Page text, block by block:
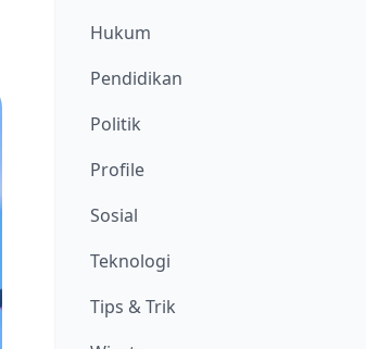
Hukum
Pendidikan
Politik
Profile
Sosial
Teknologi
Tips & Trik